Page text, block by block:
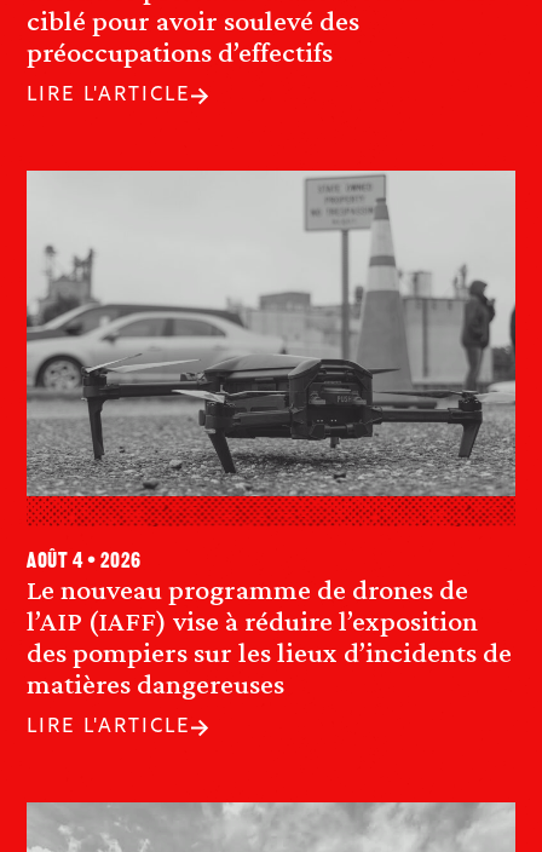
ciblé pour avoir soulevé des
préoccupations d’effectifs
LIRE L'ARTICLE
Le nouveau programme de drones de
l’AIP (IAFF) vise à réduire l’exposition
des pompiers sur les lieux d’incidents de
matières dangereuses
août 4 • 2026
LIRE L'ARTICLE